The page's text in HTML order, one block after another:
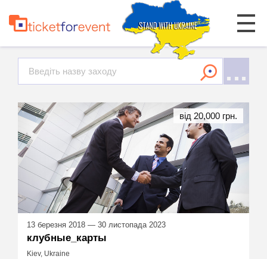
13 березня 2018 — 30 листопада 2023
клубные_карты
Kiev, Ukraine
від 20,000 грн.